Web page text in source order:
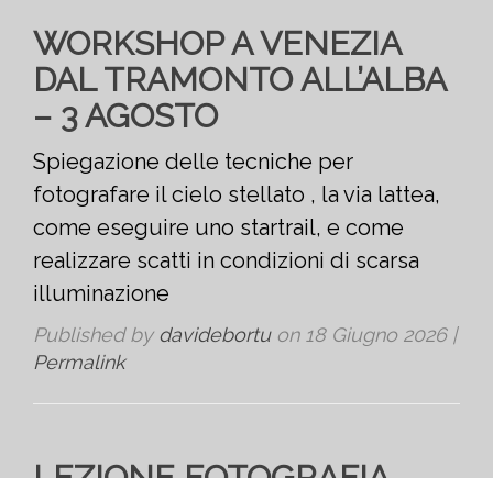
WORKSHOP A VENEZIA
DAL TRAMONTO ALL’ALBA
– 3 AGOSTO
Spiegazione delle tecniche per
fotografare il cielo stellato , la via lattea,
come eseguire uno startrail, e come
realizzare scatti in condizioni di scarsa
illuminazione
Published by davidebortuon 18 Giugno 2026|
Permalink